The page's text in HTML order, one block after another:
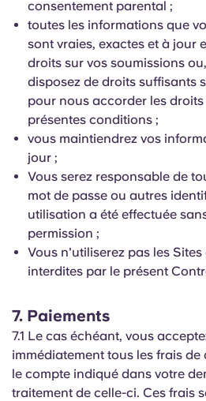
consentement parental ;
toutes les informations que
sont vraies, exactes et à jour
droits sur vos soumissions
disposez de droits suffisants
pour nous accorder les
présentes conditions ;
vous maintiendrez vos
jour ;
Vous serez responsable de
mot de passe ou autres
utilisation a été effectuée
permission ;
Vous n'utiliserez pas les
interdites par le présent
7. Paiements
7.1 Le cas échéant, vous
immédiatement tous les frais
le compte indiqué dans votre
traitement de celle-ci. Ces frais